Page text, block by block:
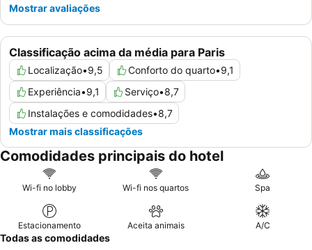
Classificação acima da média para Paris
Localização•9,5 Conforto do quarto•9,1
Experiência•9,1 Serviço•8,7
Instalações e comodidades•8,7
Mostrar mais classificações
Mostrar avaliações
Comodidades principais do hotel
Wi-fi no lobby Wi-fi nos quartos Spa
Estacionamento Aceita animais A/C
Todas as comodidades